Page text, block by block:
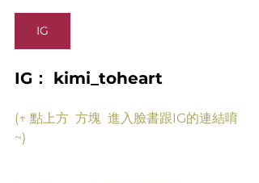
IG
IG： kimi_toheart
(↑ 點上方  方塊  進入臉書跟IG的連結唷
~)